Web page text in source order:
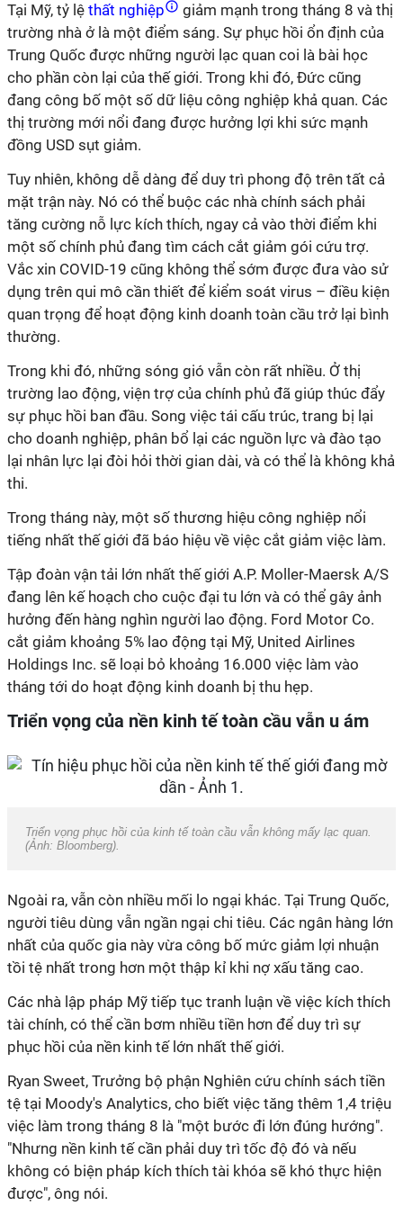
Tại Mỹ, tỷ lệ thất nghiệp
giảm mạnh trong tháng 8 và thị
trường nhà ở là một điểm sáng. Sự phục hồi ổn định của
Trung Quốc được những người lạc quan coi là bài học
cho phần còn lại của thế giới. Trong khi đó, Đức cũng
đang công bố một số dữ liệu công nghiệp khả quan. Các
thị trường mới nổi đang được hưởng lợi khi sức mạnh
đồng USD sụt giảm.
Tuy nhiên, không dễ dàng để duy trì phong độ trên tất cả
mặt trận này. Nó có thể buộc các nhà chính sách phải
tăng cường nỗ lực kích thích, ngay cả vào thời điểm khi
một số chính phủ đang tìm cách cắt giảm gói cứu trợ.
Vắc xin COVID-19 cũng không thể sớm được đưa vào sử
dụng trên qui mô cần thiết để kiểm soát virus – điều kiện
quan trọng để hoạt động kinh doanh toàn cầu trở lại bình
thường.
Trong khi đó, những sóng gió vẫn còn rất nhiều. Ở thị
trường lao động, viện trợ của chính phủ đã giúp thúc đẩy
sự phục hồi ban đầu. Song việc tái cấu trúc, trang bị lại
cho doanh nghiệp, phân bổ lại các nguồn lực và đào tạo
lại nhân lực lại đòi hỏi thời gian dài, và có thể là không khả
thi.
Trong tháng này, một số thương hiệu công nghiệp nổi
tiếng nhất thế giới đã báo hiệu về việc cắt giảm việc làm.
Tập đoàn vận tải lớn nhất thế giới A.P. Moller-Maersk A/S
đang lên kế hoạch cho cuộc đại tu lớn và có thể gây ảnh
hưởng đến hàng nghìn người lao động. Ford Motor Co.
cắt giảm khoảng 5% lao động tại Mỹ, United Airlines
Holdings Inc. sẽ loại bỏ khoảng 16.000 việc làm vào
tháng tới do hoạt động kinh doanh bị thu hẹp.
Triển vọng của nền kinh tế toàn cầu vẫn u ám
Triển vọng phục hồi của kinh tế toàn cầu vẫn không mấy lạc quan.
(Ảnh: Bloomberg).
Ngoài ra, vẫn còn nhiều mối lo ngại khác. Tại Trung Quốc,
người tiêu dùng vẫn ngần ngại chi tiêu. Các ngân hàng lớn
nhất của quốc gia này vừa công bố mức giảm lợi nhuận
tồi tệ nhất trong hơn một thập kỉ khi nợ xấu tăng cao.
Các nhà lập pháp Mỹ tiếp tục tranh luận về việc kích thích
tài chính, có thể cần bơm nhiều tiền hơn để duy trì sự
phục hồi của nền kinh tế lớn nhất thế giới.
Ryan Sweet, Trưởng bộ phận Nghiên cứu chính sách tiền
tệ tại Moody's Analytics, cho biết việc tăng thêm 1,4 triệu
việc làm trong tháng 8 là "một bước đi lớn đúng hướng".
"Nhưng nền kinh tế cần phải duy trì tốc độ đó và nếu
không có biện pháp kích thích tài khóa sẽ khó thực hiện
được", ông nói.